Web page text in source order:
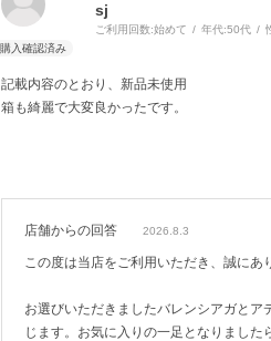
sj
ご利用回数:始めて 年代:50代
記載内容のとおり、新品未使用
箱も綺麗で大変良かったです。
店舗からの回答 2026.8.3
この度は当店をご利用いただき、誠にあ
お選びいただきましたバレンシアガと
じます。お気に入りの一足となりました